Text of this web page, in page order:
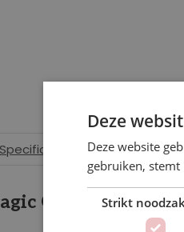
Specificaties
Garden
Deze
Deze website
gebruiken,
Strikt